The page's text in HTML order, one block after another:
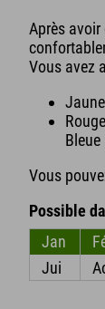
Après
Vous avez
Vous
Possible
Jan
Jui